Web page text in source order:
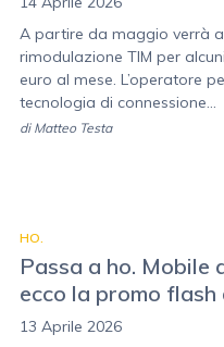
A partire da maggio verrà
rimodulazione TIM per
euro al mese. L’operatore
tecnologia di connessione...
di Matteo Testa
HO.
Passa a ho. Mobile
ecco la promo
13 Aprile 2026